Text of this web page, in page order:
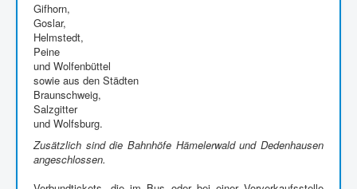
Gifhorn,
Goslar,
Helmstedt,
Peine
und Wolfenbüttel
sowie aus den Städten
Braunschweig,
Salzgitter
und Wolfsburg.
Zusätzlich sind die Bahnhöfe Hämelerwald und Dedenhausen
angeschlossen.